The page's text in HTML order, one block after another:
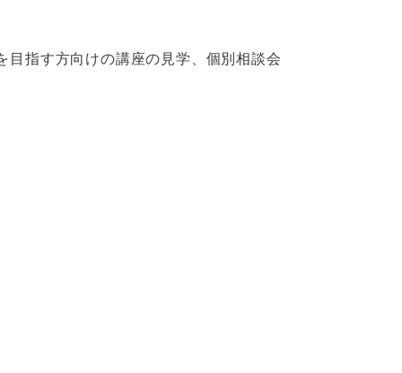
指す方向けの講座の見学、個別相談会